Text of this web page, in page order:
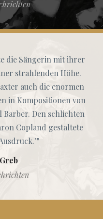
strahlenden Höhe.
auch die enormen
in Kompositionen von
Barber. Den schlichten
Copland gestaltete